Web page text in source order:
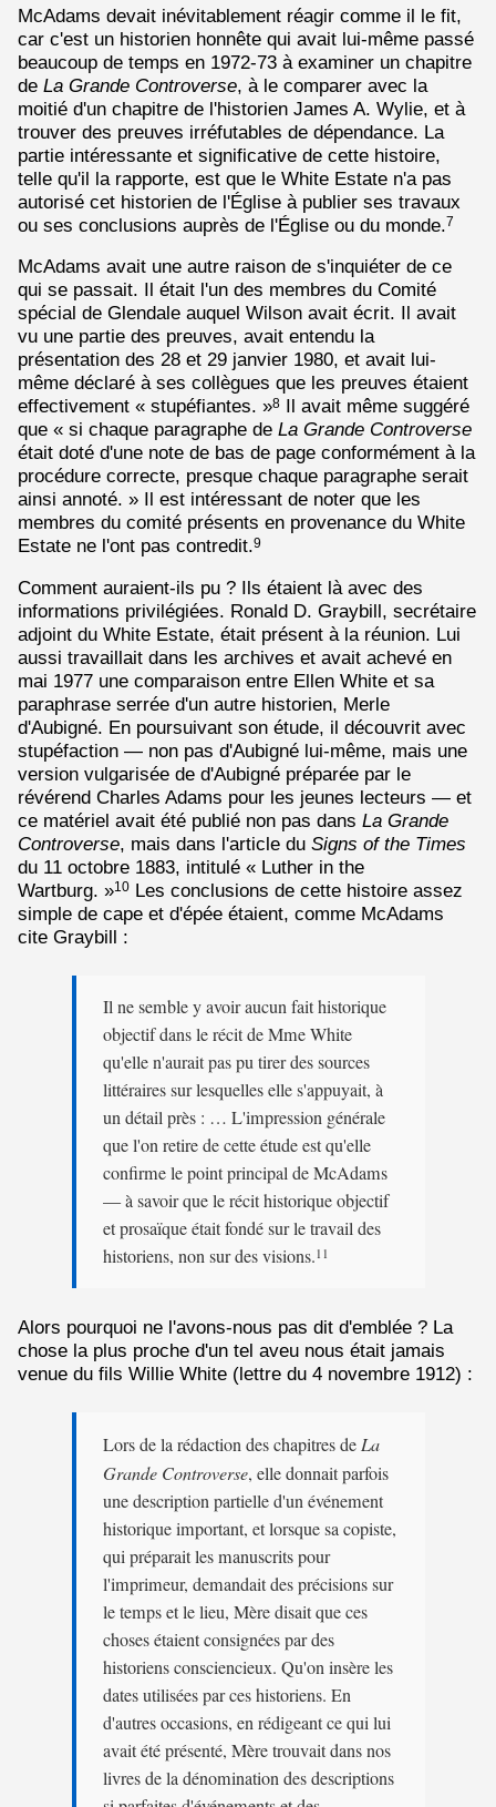
McAdams devait inévitablement réagir comme il le fit,
car c'est un historien honnête qui avait lui-même passé
beaucoup de temps en 1972-73 à examiner un chapitre
de La Grande Controverse, à le comparer avec la
moitié d'un chapitre de l'historien James A. Wylie, et à
trouver des preuves irréfutables de dépendance. La
partie intéressante et significative de cette histoire,
telle qu'il la rapporte, est que le White Estate n'a pas
autorisé cet historien de l'Église à publier ses travaux
ou ses conclusions auprès de l'Église ou du monde.7
McAdams avait une autre raison de s'inquiéter de ce
qui se passait. Il était l'un des membres du Comité
spécial de Glendale auquel Wilson avait écrit. Il avait
vu une partie des preuves, avait entendu la
présentation des 28 et 29 janvier 1980, et avait lui-
même déclaré à ses collègues que les preuves étaient
effectivement « stupéfiantes. »8 Il avait même suggéré
que « si chaque paragraphe de La Grande Controverse
était doté d'une note de bas de page conformément à la
procédure correcte, presque chaque paragraphe serait
ainsi annoté. » Il est intéressant de noter que les
membres du comité présents en provenance du White
Estate ne l'ont pas contredit.9
Comment auraient-ils pu ? Ils étaient là avec des
informations privilégiées. Ronald D. Graybill, secrétaire
adjoint du White Estate, était présent à la réunion. Lui
aussi travaillait dans les archives et avait achevé en
mai 1977 une comparaison entre Ellen White et sa
paraphrase serrée d'un autre historien, Merle
d'Aubigné. En poursuivant son étude, il découvrit avec
stupéfaction — non pas d'Aubigné lui-même, mais une
version vulgarisée de d'Aubigné préparée par le
révérend Charles Adams pour les jeunes lecteurs — et
ce matériel avait été publié non pas dans La Grande
Controverse, mais dans l'article du Signs of the Times
du 11 octobre 1883, intitulé « Luther in the
Wartburg. »10 Les conclusions de cette histoire assez
simple de cape et d'épée étaient, comme McAdams
cite Graybill :
Il ne semble y avoir aucun fait historique
objectif dans le récit de Mme White
qu'elle n'aurait pas pu tirer des sources
littéraires sur lesquelles elle s'appuyait, à
un détail près : … L'impression générale
que l'on retire de cette étude est qu'elle
confirme le point principal de McAdams
— à savoir que le récit historique objectif
et prosaïque était fondé sur le travail des
historiens, non sur des visions. 11
Alors pourquoi ne l'avons-nous pas dit d'emblée ? La
chose la plus proche d'un tel aveu nous était jamais
venue du fils Willie White (lettre du 4 novembre 1912) :
Lors de la rédaction des chapitres de La
Grande Controverse, elle donnait parfois
une description partielle d'un événement
historique important, et lorsque sa copiste,
qui préparait les manuscrits pour
l'imprimeur, demandait des précisions sur
le temps et le lieu, Mère disait que ces
choses étaient consignées par des
historiens consciencieux. Qu'on insère les
dates utilisées par ces historiens. En
d'autres occasions, en rédigeant ce qui lui
avait été présenté, Mère trouvait dans nos
livres de la dénomination des descriptions